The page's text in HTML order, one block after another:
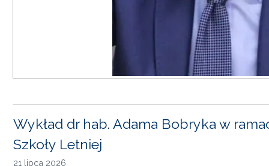
Wykład dr hab. Adama Bobryka w
Szkoły Letniej
21 lipca 2026